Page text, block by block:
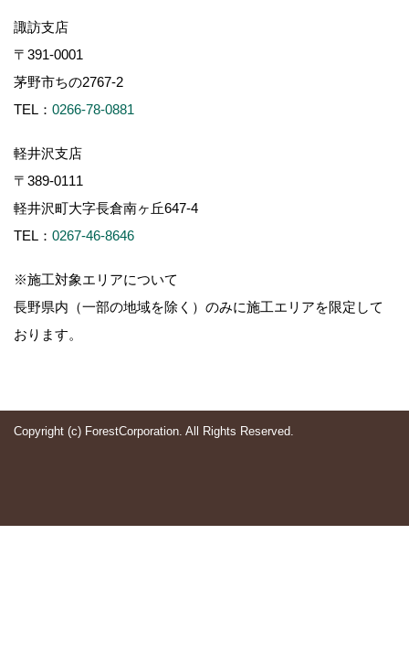
諏訪支店
〒391-0001
茅野市ちの2767-2
TEL： 0266-78-0881
軽井沢支店
〒389-0111
軽井沢町大字長倉南ヶ丘647-4
TEL： 0267-46-8646
※施工対象エリアについて
長野県内（一部の地域を除く）のみに施工エリアを限定して
おります。
Copyright (c) ForestCorporation. All Rights Reserved.